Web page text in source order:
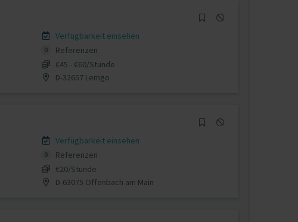
Verfügbarkeit einsehen
0
Referenzen
€45 - €60/Stunde
D-32657 Lemgo
Verfügbarkeit einsehen
0
Referenzen
€20/Stunde
D-63075 Offenbach am Main